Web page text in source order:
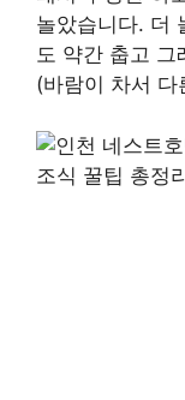
놀았습니다. 더
도 약간 춥고 그
(바람이 차서